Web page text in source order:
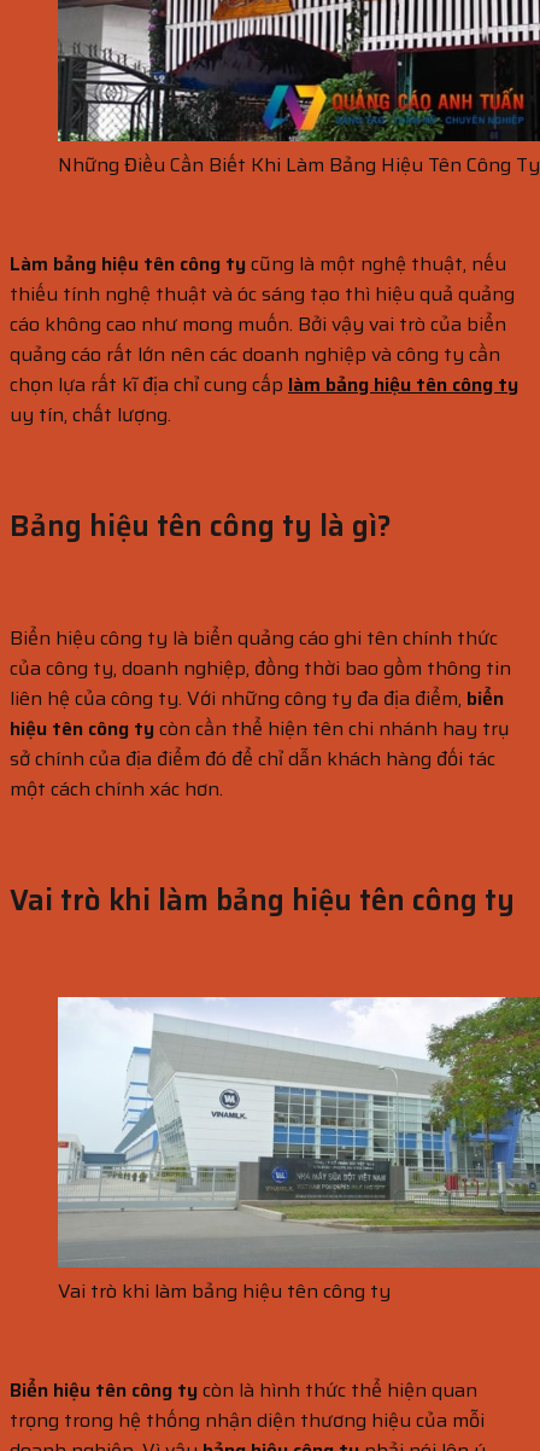
Những Điều Cần Biết Khi Làm Bảng Hiệu Tên Công Ty
Làm bảng hiệu tên công tycũng là một nghệ thuật, nếu
thiếu tính nghệ thuật và óc sáng tạo thì hiệu quả quảng
cáo không cao như mong muốn. Bởi vậy vai trò của biển
quảng cáo rất lớn nên các doanh nghiệp và công ty cần
chọn lựa rất kĩ địa chỉ cung cấp làm bảng hiệu tên công ty
uy tín, chất lượng.
Bảng hiệu tên công ty là gì?
Biển hiệu công ty là biển quảng cáo ghi tên chính thức
của công ty, doanh nghiệp, đồng thời bao gồm thông tin
liên hệ của công ty. Với những công ty đa địa điểm, biển
hiệu tên công tycòn cần thể hiện tên chi nhánh hay trụ
sở chính của địa điểm đó để chỉ dẫn khách hàng đối tác
một cách chính xác hơn.
Vai trò khi làm bảng hiệu tên công ty
Vai trò khi làm bảng hiệu tên công ty
Biển hiệu tên công tycòn là hình thức thể hiện quan
trọng trong hệ thống nhận diện thương hiệu của mỗi